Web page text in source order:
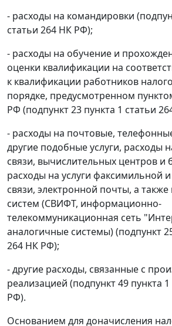
- расходы на командировки
статьи 264 НК РФ);
- расходы на обучение и
оценки квалификации на
к квалификации работников
порядке, предусмотренном
РФ (подпункт 23 пункта 1 статьи
- расходы на почтовые,
другие подобные услуги, расходы
связи, вычислительных центров и
расходы на услуги факсимильной
связи, электронной почты, а
систем (СВИФТ, информационно-
телекоммуникационная сеть
аналогичные системы) (подпункт
264 НК РФ);
- другие расходы, связанные с
реализацией (подпункт 49 пункта
РФ).
Основанием для доначисления